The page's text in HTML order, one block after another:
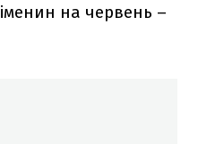
на червень –